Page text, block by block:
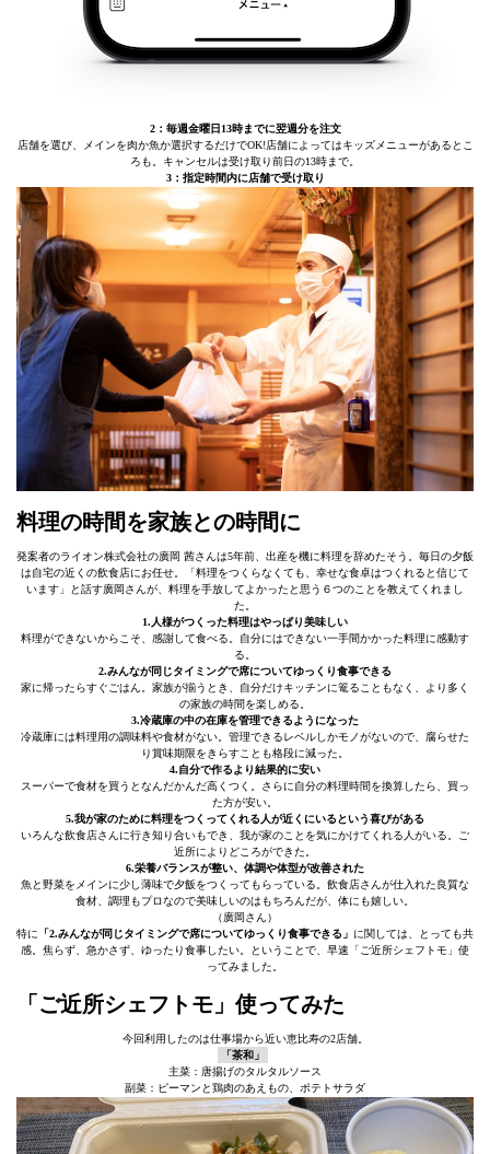
2：毎週金曜日13時までに翌週分を注文
店舗を選び、メインを肉か魚か選択するだけでOK!店舗によってはキッズメニューがあるとこ
ろも。キャンセルは受け取り前日の13時まで。
3：指定時間内に店舗で受け取り
料理の時間を家族との時間に
発案者のライオン株式会社の廣岡 茜さんは5年前、出産を機に料理を辞めたそう。毎日の夕飯
は自宅の近くの飲食店にお任せ。「料理をつくらなくても、幸せな食卓はつくれると信じて
います」と話す廣岡さんが、料理を手放してよかったと思う６つのことを教えてくれまし
た。
1.人様がつくった料理はやっぱり美味しい
料理ができないからこそ、感謝して食べる。自分にはできない一手間かかった料理に感動す
る。
2.みんなが同じタイミングで席についてゆっくり食事できる
家に帰ったらすぐごはん。家族が揃うとき、自分だけキッチンに篭ることもなく、より多く
の家族の時間を楽しめる。
3.冷蔵庫の中の在庫を管理できるようになった
冷蔵庫には料理用の調味料や食材がない。管理できるレベルしかモノがないので、腐らせた
り賞味期限をきらすことも格段に減った。
4.自分で作るより結果的に安い
スーパーで食材を買うとなんだかんだ高くつく。さらに自分の料理時間を換算したら、買っ
た方が安い。
5.我が家のために料理をつくってくれる人が近くにいるという喜びがある
いろんな飲食店さんに行き知り合いもでき、我が家のことを気にかけてくれる人がいる。ご
近所によりどころができた。
6.栄養バランスが整い、体調や体型が改善された
魚と野菜をメインに少し薄味で夕飯をつくってもらっている。飲食店さんが仕入れた良質な
食材、調理もプロなので美味しいのはもちろんだが、体にも嬉しい。
（廣岡さん）
特に 「2.みんなが同じタイミングで席についてゆっくり食事できる」 に関しては、とっても共
感。焦らず、急かさず、ゆったり食事したい。ということで、早速「ご近所シェフトモ」使
ってみました。
「ご近所シェフトモ」使ってみた
今回利用したのは仕事場から近い恵比寿の2店舗。
「茶和」
主菜：唐揚げのタルタルソース
副菜：ピーマンと鶏肉のあえもの、ポテトサラダ